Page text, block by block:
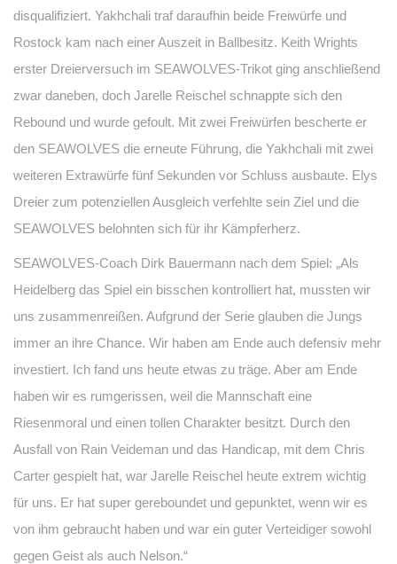
disqualifiziert. Yakhchali traf daraufhin beide Freiwürfe und
Rostock kam nach einer Auszeit in Ballbesitz. Keith Wrights
erster Dreierversuch im SEAWOLVES-Trikot ging anschließend
zwar daneben, doch Jarelle Reischel schnappte sich den
Rebound und wurde gefoult. Mit zwei Freiwürfen bescherte er
den SEAWOLVES die erneute Führung, die Yakhchali mit zwei
weiteren Extrawürfe fünf Sekunden vor Schluss ausbaute. Elys
Dreier zum potenziellen Ausgleich verfehlte sein Ziel und die
SEAWOLVES belohnten sich für ihr Kämpferherz.
SEAWOLVES-Coach Dirk Bauermann nach dem Spiel: „Als
Heidelberg das Spiel ein bisschen kontrolliert hat, mussten wir
uns zusammenreißen. Aufgrund der Serie glauben die Jungs
immer an ihre Chance. Wir haben am Ende auch defensiv mehr
investiert. Ich fand uns heute etwas zu träge. Aber am Ende
haben wir es rumgerissen, weil die Mannschaft eine
Riesenmoral und einen tollen Charakter besitzt. Durch den
Ausfall von Rain Veideman und das Handicap, mit dem Chris
Carter gespielt hat, war Jarelle Reischel heute extrem wichtig
für uns. Er hat super gereboundet und gepunktet, wenn wir es
von ihm gebraucht haben und war ein guter Verteidiger sowohl
gegen Geist als auch Nelson.“